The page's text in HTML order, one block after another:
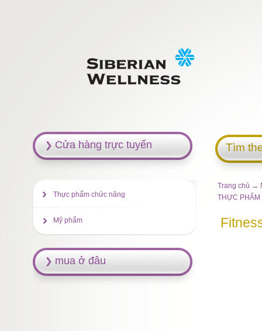
Tìm
Trang chủ →
THỰC
Cửa hàng trực tuyến
Thực phẩm chức năng
Mỹ phẩm
mua ở đâu